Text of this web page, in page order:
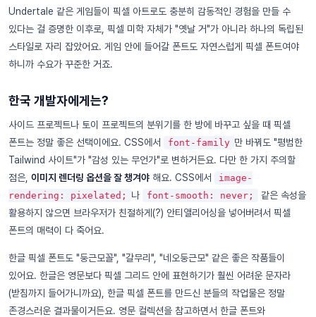
Undertale 같은 게임들이 픽셀 아트로도 충분히 감동적인 경험을 만들 수
있다는 걸 증명한 이후로, 픽셀 미학 자체가 "옛날 거"가 아니라 하나의 독립된
스타일로 자리 잡았어요. 게임 안에 들어갈 폰트도 자연스럽게 픽셀 폰트여야
하니까 수요가 꾸준한 거죠.
한국 개발자에게는?
사이드 프로젝트나 토이 프로젝트의 분위기를 한 방에 바꾸고 싶을 때 픽셀
폰트는 정말 좋은 선택이에요. CSS에서
font-family 만 바꿔도 "평범한
Tailwind 사이트"가 "감성 있는 무언가"로 변하거든요. 다만 한 가지 주의할
점은, 이미지 렌더링 옵션을 잘 챙겨야 해요. CSS에서
image-
rendering: pixelated;
나 font-smooth: never;
같은 속성을
활용하지 않으면 브라우저가 친절하게(?) 안티앨리어싱을 넣어버려서 픽셀
폰트의 매력이 다 죽어요.
한글 픽셀 폰트도 "둥근모꼴", "갈무리", "네오둥근모" 같은 좋은 작품들이
있어요. 한글은 영문보다 픽셀 그리드 안에 표현하기가 훨씬 어려운 문자라
(받침까지 들어가니까요), 한글 픽셀 폰트를 만드신 분들의 작업물은 정말
존경스러운 결과물이거든요. 영문 컬렉션을 참고하면서 한글 폰트와